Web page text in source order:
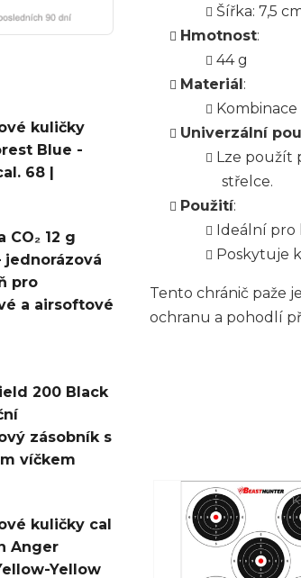
kuličky
Blue -
68 |
CO₂ 12 g
jednorázová
pro
a airsoftové
200 Black
zásobník s
víčkem
kuličky cal
Anger
Yellow
Šířka: 7,5
Hmotnost:
44 g
Materiál:
Univerzální
Lze použít
střelce.
Použití:
Ideální pro
Poskytuje
Tento chránič paže
ochranu a pohodlí